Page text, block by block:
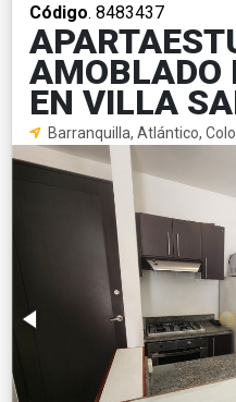
Código. 8483437
AMOBLADO
EN VILLA
Barranquilla, Atlántico,